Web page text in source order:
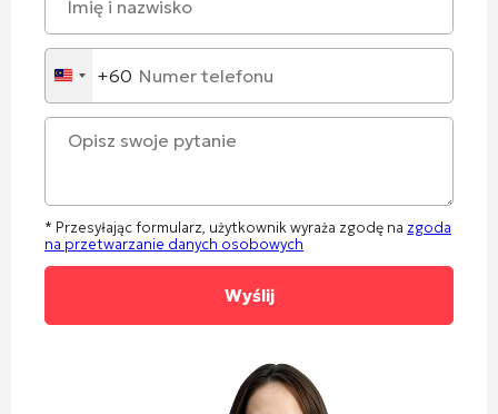
Malaysia
+60
+60
* Przesyłając formularz, użytkownik wyraża zgodę na zgoda
na przetwarzanie danych osobowych